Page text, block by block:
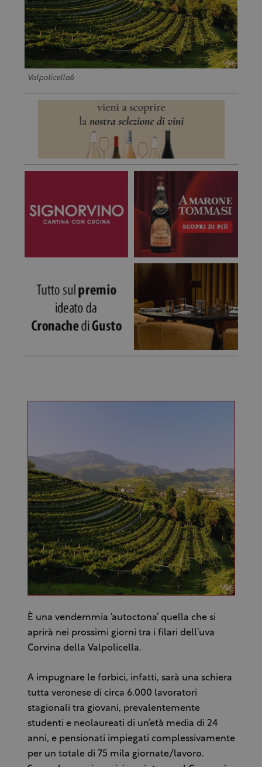
Valpolicella6
È una vendemmia ‘autoctona’ quella che si
aprirà nei prossimi giorni tra i filari dell’uva
Corvina della Valpolicella.
A impugnare le forbici, infatti, sarà una schiera
tutta veronese di circa 6.000 lavoratori
stagionali tra giovani, prevalentemente
studenti e neolaureati di un’età media di 24
anni, e pensionati impiegati complessivamente
per un totale di 75 mila giornate/lavoro.